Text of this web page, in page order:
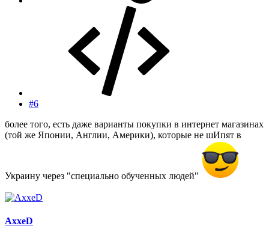
#6
более того, есть даже варианты покупки в интернет магазинах
(той же Японии, Англии, Америки), которые не шИпят в
Украину через "специально обученных людей"
AxxeD